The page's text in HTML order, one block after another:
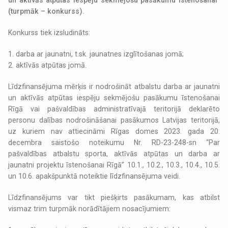
(turpmāk – konkurss).
Konkurss tiek izsludināts:
1. darba ar jaunatni, t.sk. jaunatnes izglītošanas jomā;
2. aktīvās atpūtas jomā.
Līdzfinansējuma mērķis ir nodrošināt atbalstu darba ar jaunatni
un aktīvās atpūtas iespēju sekmējošu pasākumu īstenošanai
Rīgā vai pašvaldības administratīvajā teritorijā deklarēto
personu dalības nodrošināšanai pasākumos Latvijas teritorijā,
uz kuriem nav attiecināmi Rīgas domes 2023. gada 20.
decembra saistošo noteikumu Nr. RD-23-248-sn “Par
pašvaldības atbalstu sporta, aktīvās atpūtas un darba ar
jaunatni projektu īstenošanai Rīgā” 10.1., 10.2., 10.3., 10.4., 10.5.
un 10.6. apakšpunktā noteiktie līdzfinansējuma veidi.
Līdzfinansējums var tikt piešķirts pasākumam, kas atbilst
vismaz trim turpmāk norādītājiem nosacījumiem: